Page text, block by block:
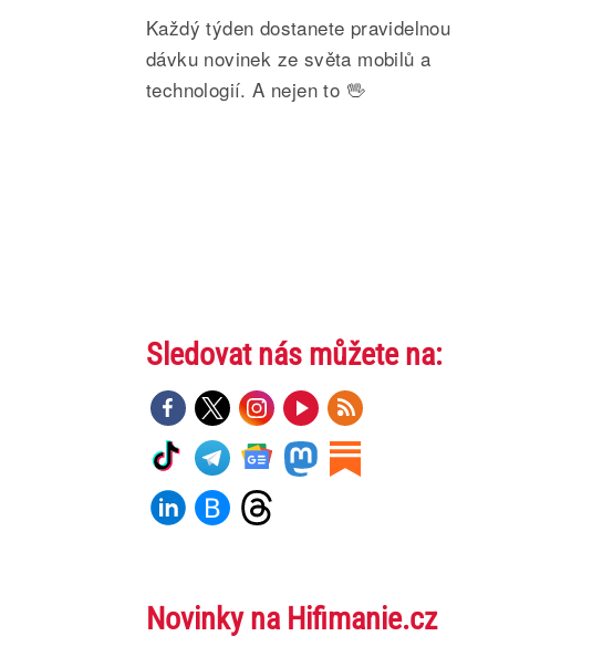
Každý týden dostanete pravidelnou
dávku novinek ze světa mobilů a
technologií. A nejen to 🖖
Sledovat nás můžete na:
Novinky na Hifimanie.cz